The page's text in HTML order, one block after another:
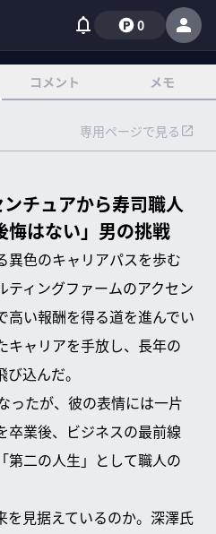
0
コメント メモ
専用ページで見る
チュアから寿司職人
悔はない」男の挑戦
異色のキャリアパスを歩む
ィングファームのアクセン
高い報酬を得る道を進んでい
キャリアを手放し、長年の
込んだ。
ったが、彼の表情には一片
卒業後、ビジネスの最前線
第二の人生」として職人の
を見据えているのか。深澤氏